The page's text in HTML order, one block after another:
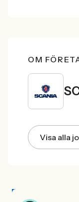
OM
Visa alla